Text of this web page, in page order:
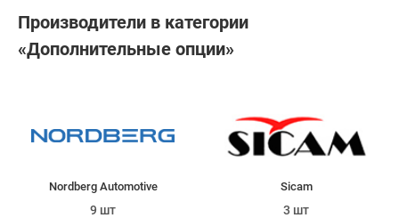
Производители в категории
«Дополнительные опции»
Nordberg Automotive
9 шт
Sicam
3 шт